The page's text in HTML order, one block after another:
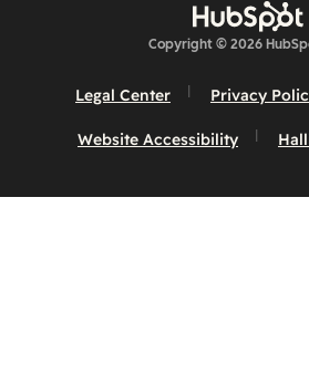
Copyright © 2026
Legal Center Privacy
Website Accessibility